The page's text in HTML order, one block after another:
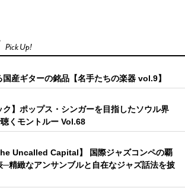
Pick Up!
産ギターの銘品【名手たちの楽器 vol.9】
ク】ポップス・シンガーを目指したソウル界
くモントルー Vol.68
Uncalled Capital】 国際ジャズコンペの覇
─精緻なアンサンブルと自在なジャズ話法を披